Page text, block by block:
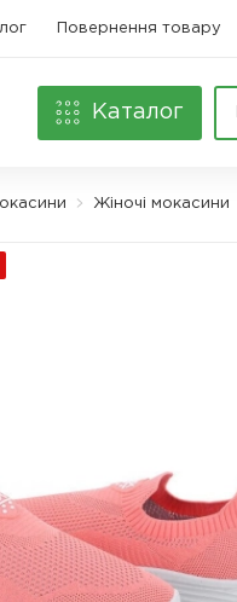
Повернення товару
Каталог
Жіночі мокасини